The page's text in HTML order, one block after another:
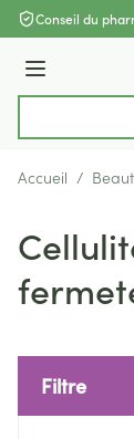
Aller au contenu
Conseil du
Menu
Accueil /
Filtre